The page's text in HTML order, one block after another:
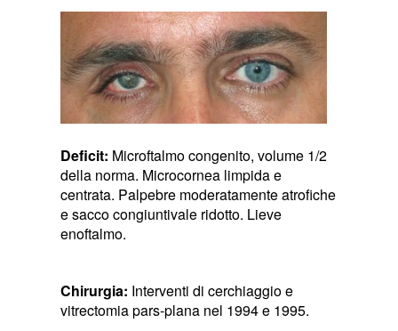
Deficit: Microftalmo congenito, volume 1/2
della norma. Microcornea limpida e
centrata. Palpebre moderatamente atrofiche
e sacco congiuntivale ridotto. Lieve
enoftalmo.
Chirurgia: Interventi di cerchiaggio e
vitrectomia pars-plana nel 1994 e 1995.